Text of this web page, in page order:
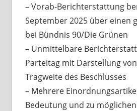
– Vorab-Berichterstattung
September 2025 über einen
bei Bündnis 90/Die Grünen
– Unmittelbare
Parteitag mit Darstellung
Tragweite des Beschlusses
– Mehrere
Bedeutung und zu